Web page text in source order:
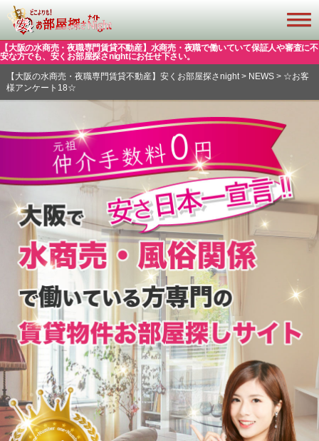
【大阪の水商売・夜職専門賃貸不動産】水商売・夜職で働いていて保証人や審査に不
安な方でも、安くお部屋探さnightにお任せ下さい。
【大阪の水商売・夜職専門賃貸不動産】安くお部屋探さnight> NEWS> ☆お客
様アンケート18☆